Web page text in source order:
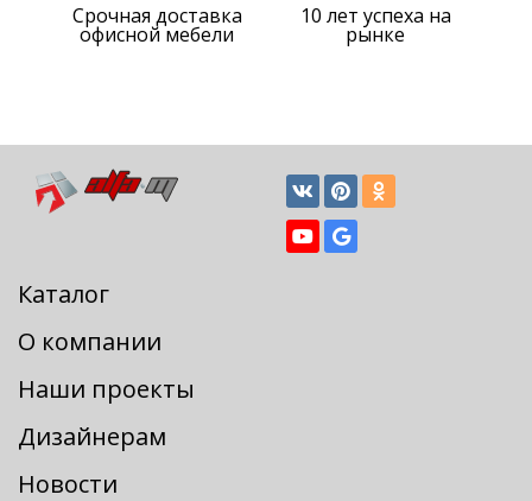
Срочная доставка
офисной мебели
10 лет успеха на
рынке
Каталог
О компании
Наши проекты
Дизайнерам
Новости